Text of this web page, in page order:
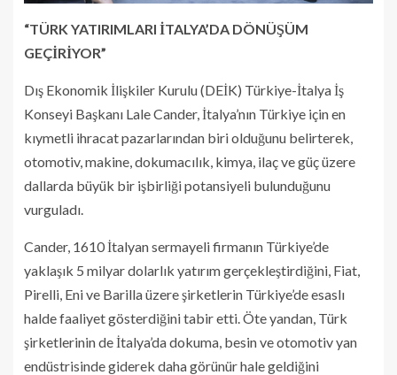
“TÜRK YATIRIMLARI İTALYA’DA DÖNÜŞÜM
GEÇİRİYOR”
Dış Ekonomik İlişkiler Kurulu (DEİK) Türkiye-İtalya İş
Konseyi Başkanı Lale Cander, İtalya’nın Türkiye için en
kıymetli ihracat pazarlarından biri olduğunu belirterek,
otomotiv, makine, dokumacılık, kimya, ilaç ve güç üzere
dallarda büyük bir işbirliği potansiyeli bulunduğunu
vurguladı.
Cander, 1610 İtalyan sermayeli firmanın Türkiye’de
yaklaşık 5 milyar dolarlık yatırım gerçekleştirdiğini, Fiat,
Pirelli, Eni ve Barilla üzere şirketlerin Türkiye’de esaslı
halde faaliyet gösterdiğini tabir etti. Öte yandan, Türk
şirketlerinin de İtalya’da dokuma, besin ve otomotiv yan
endüstrisinde giderek daha görünür hale geldiğini